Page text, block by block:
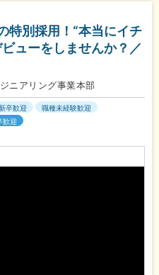
特別採用！“本当にイチ
ューをしませんか？／
ニアリング事業本部
卒歓迎
職種未経験歓迎
歓迎